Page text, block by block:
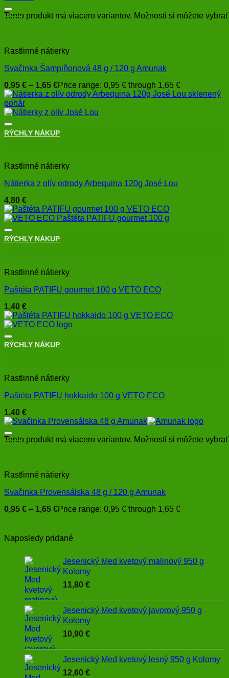
Tento produkt má viacero variantov. Možnosti si môžete
Rastlinné nátierky
Svačinka Šampiňonová 48 g / 120 g Amunak
0,95 € – 1,65 €Price range: 0,95 € through 1,65 €
+
RÝCHLY NÁKUP
Rastlinné nátierky
Nátierka z olív odrody Arbequina 120g José Lou
4,80 €
+
RÝCHLY NÁKUP
Rastlinné nátierky
Paštéta PATIFU gourmet 100 g VETO ECO
1,40 €
+
RÝCHLY NÁKUP
Rastlinné nátierky
Paštéta PATIFU hokkaido 100 g VETO ECO
1,40 €
Tento produkt má viacero variantov. Možnosti si môžete
Rastlinné nátierky
Svačinka Provensálska 48 g / 120 g Amunak
0,95 € – 1,65 €Price range: 0,95 € through 1,65 €
Naposledy pridané
Jesenický Med kvetový malinový 950 g
Kolomy
11,80 €
Jesenický Med kvetový javorový 950 g
Kolomy
10,90 €
Jesenický Med kvetový lesný 950 g Kolomy
12,60 €